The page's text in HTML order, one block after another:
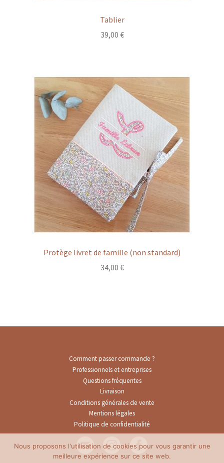
Tablier
39,00 €
Protège livret de famille (non standard)
34,00 €
Comment passer commande ?
Professionnels et entreprises
Questions fréquentes
Livraison
Conditions générales de vente
Mentions légales
Politique de confidentialité
Nous proposons l'utilisation de cookies pour vous garantir une
meilleure expérience sur ce site web.